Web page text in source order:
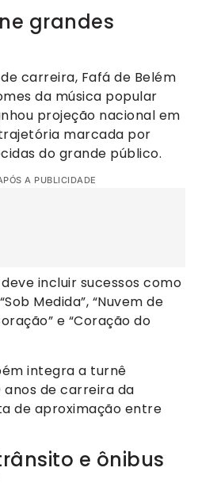
grandes
carreira, Fafá de Belém
da música popular
projeção nacional em
marcada por
do grande público.
A PUBLICIDADE
incluir sucessos como
Medida”, “Nuvem de
e “Coração do
integra a turnê
de carreira da
de aproximação entre
e ônibus